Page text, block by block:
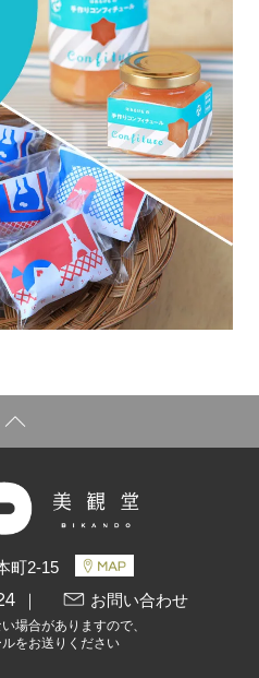
町2-15
お問い合わせ
場合がありますので、
をお送りください